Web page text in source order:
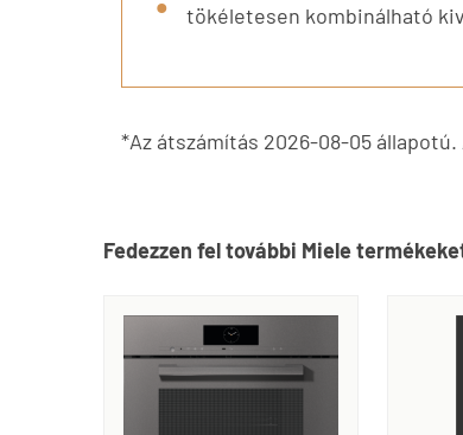
tökéletesen kombinálható
*Az átszámítás 2026-08-05
Fedezzen fel további Miele